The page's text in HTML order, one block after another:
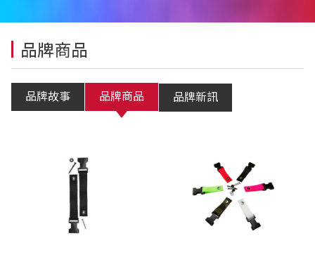
品牌商品
品牌故事 品牌商品 品牌新訊